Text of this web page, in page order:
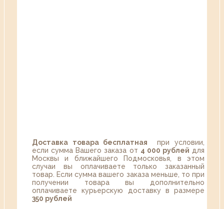
Доставка товара бесплатная при условии,
если сумма Вашего заказа от 4 000 рублей для
Москвы и ближайшего Подмосковья, в этом
случаи вы оплачиваете только заказанный
товар. Если сумма вашего заказа меньше, то при
получении товара вы дополнительно
оплачиваете курьерскую доставку в размере
350 рублей